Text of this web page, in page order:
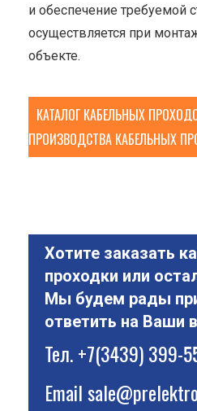
и обеспечение требуемой
осуществляется при
объекте.
КАТАЛОГ КАБЕЛЬНЫХ
ПРОИЗВОДСТВА КАБЕЛЬНЫХ
Хотите заказать
проходки или
Мы будем рады
ответить на Ваши
Тел.+7(3439) 399-
Email